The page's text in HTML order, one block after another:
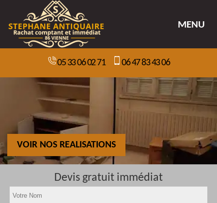
MENU
05 33 06 02 71 06 47 83 43 06
VOIR NOS REALISATIONS
Devis gratuit immédiat